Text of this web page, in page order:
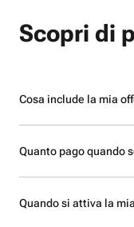
Scopri di
Cosa include la mia
Quanto pago quando
Quando si attiva la